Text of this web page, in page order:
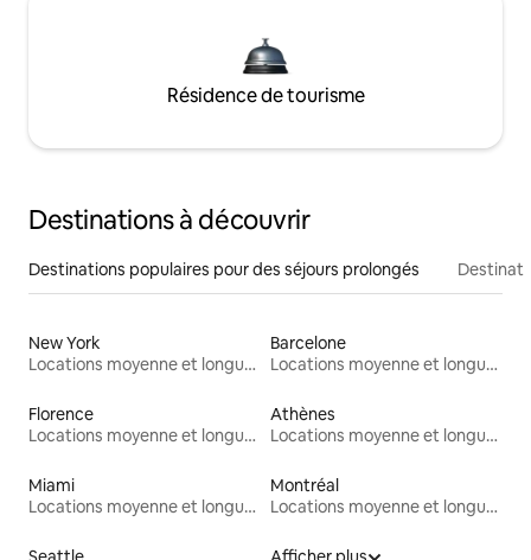
Résidence de tourisme
Destinations à découvrir
Destinations populaires pour des séjours prolongés
New York
Locations moyenne et longue durée
Barcelone
Locations moyenne et longue durée
Florence
Locations moyenne et longue durée
Athènes
Locations moyenne et longue durée
Miami
Locations moyenne et longue durée
Montréal
Locations moyenne et longue durée